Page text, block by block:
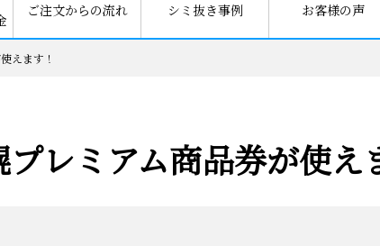
ご注文からの流れ シミ抜き事例 お客様の声
えます！
レミアム商品券が使え